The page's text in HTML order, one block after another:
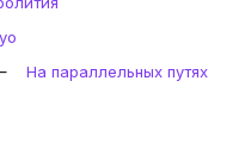
На параллельных путях